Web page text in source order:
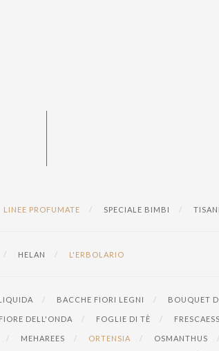
LINEE PROFUMATE SPECIALE BIMBI
HELAN L'ERBOLARIO
BACCHE FIORI LEGNI BOUQUET
FIORE DELL'ONDA FOGLIE DI TÈ
MEHAREES ORTENSIA OSMANTHUS